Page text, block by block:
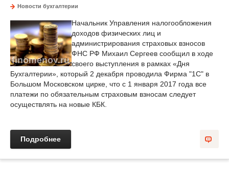
Новости бухгалтерии
Начальник Управления налогообложения
доходов физических лиц и
администрирования страховых взносов
ФНС РФ Михаил Сергеев сообщил в ходе
своего выступления в рамках «Дня
Бухгалтерии», который 2 декабря проводила Фирма "1С" в
Большом Московском цирке, что с 1 января 2017 года все
платежи по обязательным страховым взносам следует
осуществлять на новые КБК.
Подробнее